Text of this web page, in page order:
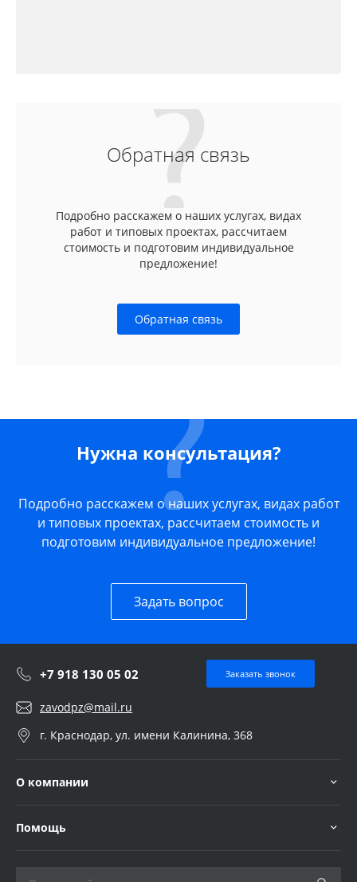
Обратная связь
Подробно расскажем о наших услугах, видах
работ и типовых проектах, рассчитаем
стоимость и подготовим индивидуальное
предложение!
Обратная связь
Нужна консультация?
Подробно расскажем о наших услугах, видах работ
и типовых проектах, рассчитаем стоимость и
подготовим индивидуальное предложение!
Задать вопрос
+7 918 130 05 02 Заказать звонок
zavodpz@mail.ru
г. Краснодар, ул. имени Калинина, 368
О компании
Помощь